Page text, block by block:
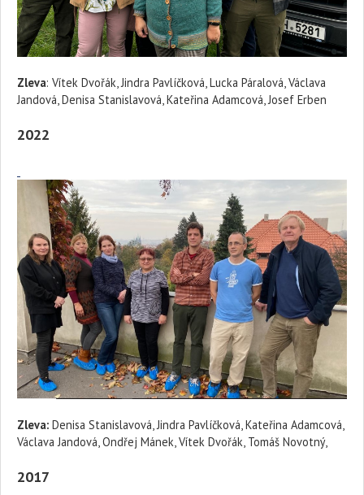
Zleva: Vítek Dvořák, Jindra Pavlíčková, Lucka Páralová, Václava
Jandová, Denisa Stanislavová, Kateřina Adamcová, Josef Erben
2022
Zleva: Denisa Stanislavová, Jindra Pavlíčková, Kateřina Adamcová,
Václava Jandová, Ondřej Mánek, Vítek Dvořák, Tomáš Novotný,
2017